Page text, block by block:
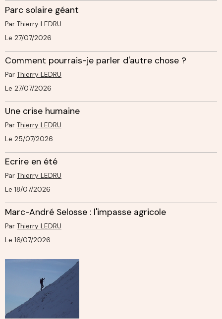
Parc solaire géant
Par Thierry LEDRU
Le 27/07/2026
Comment pourrais-je parler d'autre chose ?
Par Thierry LEDRU
Le 27/07/2026
Une crise humaine
Par Thierry LEDRU
Le 25/07/2026
Ecrire en été
Par Thierry LEDRU
Le 18/07/2026
Marc-André Selosse : l'impasse agricole
Par Thierry LEDRU
Le 16/07/2026